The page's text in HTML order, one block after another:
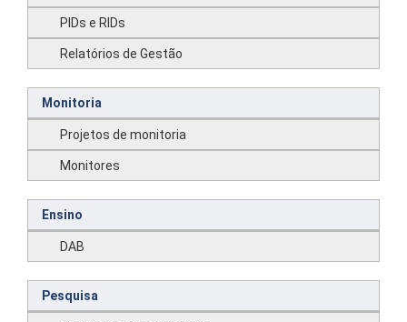
PIDs e RIDs
Relatórios de Gestão
Monitoria
Projetos de monitoria
Monitores
Ensino
DAB
Pesquisa